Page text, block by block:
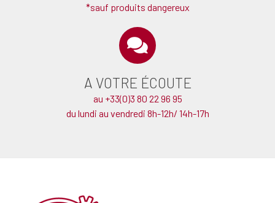
*sauf produits dangereux
A VOTRE ÉCOUTE
au +33(0)3 80 22 96 95
du lundi au vendredi 8h-12h/ 14h-17h